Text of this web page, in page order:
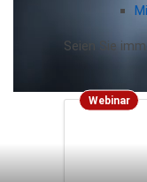
Seien Sie
Webinar